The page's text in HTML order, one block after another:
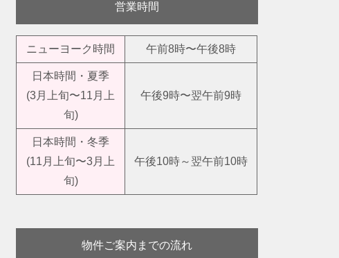
営業時間
ニューヨーク時間 午前8時〜午後8時
日本時間・夏季
(3月上旬〜11月上
旬)
午後9時〜翌午前9時
日本時間・冬季
(11月上旬〜3月上
旬)
午後10時～翌午前10時
物件ご案内までの流れ